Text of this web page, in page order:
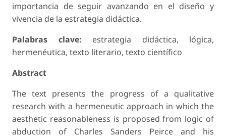
importancia de seguir avanzando en el diseño y
vivencia de la estrategia didáctica.
Palabras clave: estrategia didáctica, lógica,
hermenéutica, texto literario, texto científico
Abstract
The text presents the progress of a qualitative
research with a hermeneutic approach in which the
aesthetic reasonableness is proposed from logic of
abduction of Charles Sanders Peirce and his